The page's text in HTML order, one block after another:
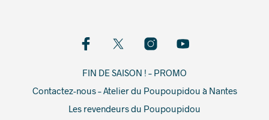
FIN DE SAISON ! – PROMO
Contactez-nous – Atelier du Poupoupidou à Nantes
Les revendeurs du Poupoupidou